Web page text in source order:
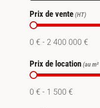
Prix de vente
Prix de vente
0 € - 2 400 000 €
Prix de location
Prix de location
0 € - 1 500 €